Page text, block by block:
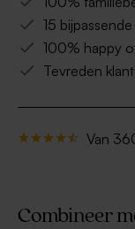
15
100% happy
Tevreden
Van
Combineer